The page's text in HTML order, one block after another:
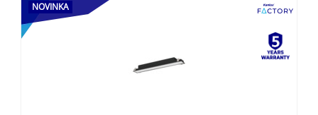
NOVINKA